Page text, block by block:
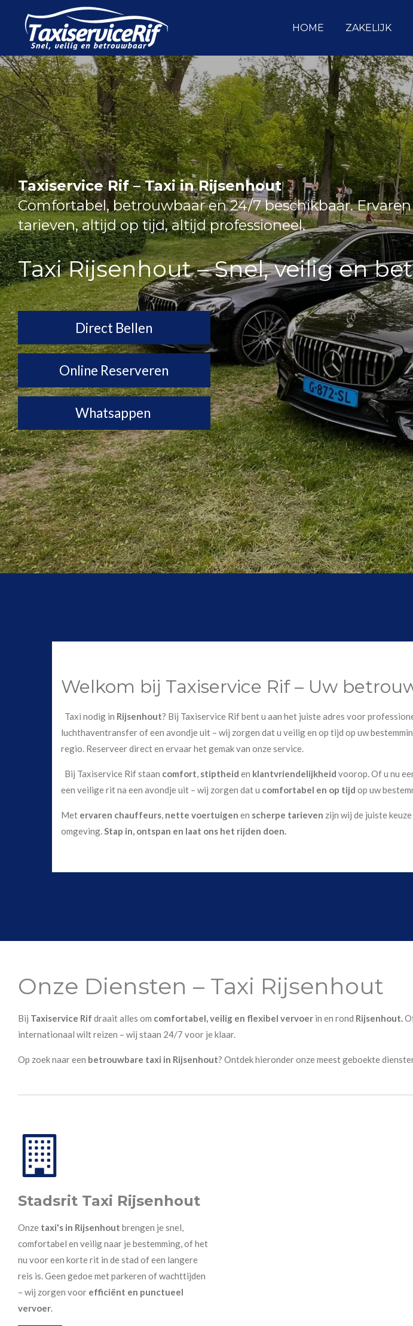
direct
de
hoofdinhoud
HOME ZAKELIJK
Taxiservice Rif – Taxi in Rijsenhout
Comfortabel, betrouwbaar en 24/7 beschikbaar.
tarieven, altijd op tijd, altijd professioneel.
Taxi Rijsenhout – Snel, veilig en
Direct Bellen
Online Reserveren
Whatsappen
Welkom bij Taxiservice Rif – Uw
Taxi nodig in Rijsenhout? Bij Taxiservice Rif bent u aan het juiste adres voor
luchthaventransfer of een avondje uit – wij zorgen dat u veilig en op tijd op uw
regio. Reserveer direct en ervaar het gemak van onze service.
Bij Taxiservice Rif staan comfort, stiptheid en klantvriendelijkheid voorop. Of u nu
een veilige rit na een avondje uit – wij zorgen dat u comfortabel en op tijd op uw
Met ervaren chauffeurs, nette voertuigen en scherpe tarieven zijn wij de juiste
omgeving.Stap in, ontspan en laat ons het rijden doen.
Onze Diensten – Taxi Rijsenhout
Bij Taxiservice Rif draait alles om comfortabel, veilig en flexibel vervoer in en rond Rijsenhout.
internationaal wilt reizen – wij staan 24/7 voor je klaar.
Op zoek naar een betrouwbare taxi in Rijsenhout? Ontdek hieronder onze meest geboekte
Stadsrit Taxi Rijsenhout
Onze taxi's in Rijsenhout brengen je snel,
comfortabel en veilig naar je bestemming, of het
nu voor een korte rit in de stad of een langere
reis is. Geen gedoe met parkeren of wachttijden
– wij zorgen voor efficiënt en punctueel
vervoer.